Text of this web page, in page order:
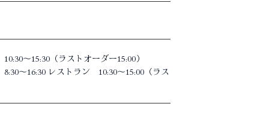
～15:30（ラストオーダー15:00）
～16:30 レストラン 10:30～15:00（ラス